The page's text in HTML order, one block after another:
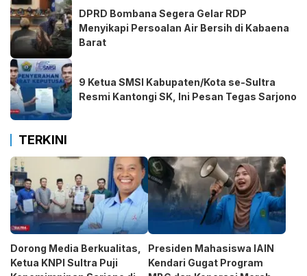
DPRD Bombana Segera Gelar RDP
Menyikapi Persoalan Air Bersih di Kabaena
Barat
9 Ketua SMSI Kabupaten/Kota se-Sultra
Resmi Kantongi SK, Ini Pesan Tegas Sarjono
TERKINI
Dorong Media Berkualitas,
Ketua KNPI Sultra Puji
Presiden Mahasiswa IAIN
Kendari Gugat Program